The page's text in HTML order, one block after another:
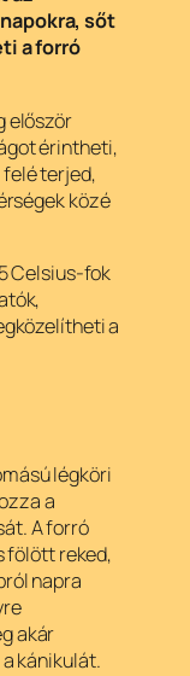
sőt
a forró
először
érintheti,
terjed,
közé
Celsius-fok
a
légköri
a
A forró
fölött reked,
napra
akár
kánikulát.